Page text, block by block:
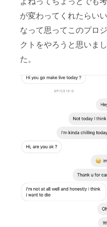
が変わってくれたらいい
なって思ってこのプロ
クトをやろうと思いまし
た。